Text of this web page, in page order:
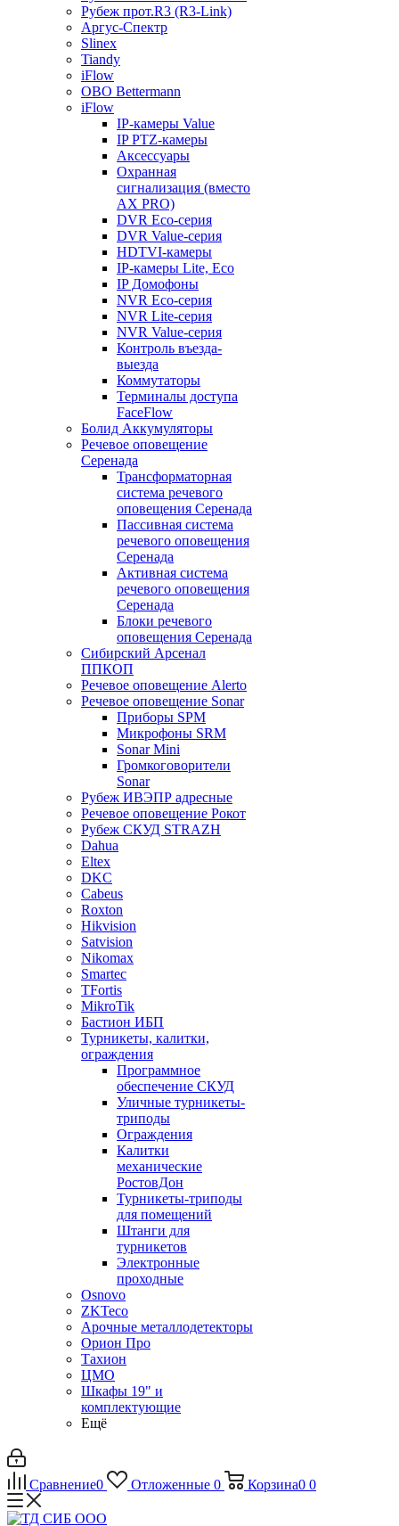
Рубеж прот.R3 (R3-Link)
Аргус-Спектр
Slinex
Tiandy
iFlow
OBO Bettermann
iFlow
IP-камеры Value
IP PTZ-камеры
Аксессуары
Охранная
сигнализация (вместо
AX PRO)
DVR Eco-серия
DVR Value-серия
HDTVI-камеры
IP-камеры Lite, Eco
IP Домофоны
NVR Eco-серия
NVR Lite-серия
NVR Value-серия
Контроль въезда-
выезда
Коммутаторы
Терминалы доступа
FaceFlow
Болид Аккумуляторы
Речевое оповещение
Серенада
Трансформаторная
система речевого
оповещения Серенада
Пассивная система
речевого оповещения
Серенада
Активная система
речевого оповещения
Серенада
Блоки речевого
оповещения Серенада
Сибирский Арсенал
ППКОП
Речевое оповещение Alerto
Речевое оповещение Sonar
Приборы SPM
Микрофоны SRM
Sonar Mini
Громкоговорители
Sonar
Рубеж ИВЭПР адресные
Речевое оповещение Рокот
Рубеж СКУД STRAZH
Dahua
Eltex
DKC
Cabeus
Roxton
Hikvision
Satvision
Nikomax
Smartec
TFortis
MikroTik
Бастион ИБП
Турникеты, калитки,
ограждения
Программное
обеспечение СКУД
Уличные турникеты-
триподы
Ограждения
Калитки
механические
РостовДон
Турникеты-триподы
для помещений
Штанги для
турникетов
Электронные
проходные
Osnovo
ZKTeco
Арочные металлодетекторы
Орион Про
Тахион
ЦМО
Шкафы 19" и
комплектующие
Ещё
Сравнение0 Отложенные 0 Корзина0 0